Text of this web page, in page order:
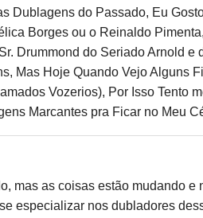
Dublagens do Passado, Eu
Borges ou o Reinaldo
Drummond do Seriado Arnold
Mas Hoje Quando Vejo Alguns
Vozerios), Por Isso Tento
Marcantes pra Ficar no Meu
mas as coisas estão mudando
especializar nos dubladores